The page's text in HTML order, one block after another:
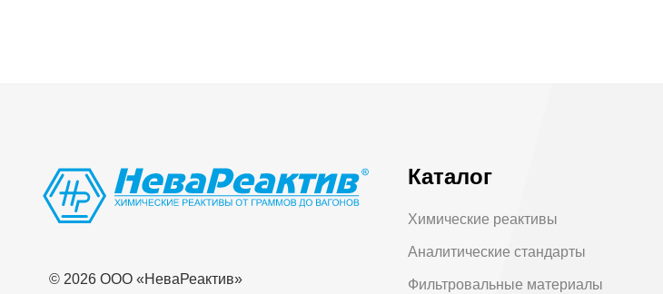
© 2026 OOO «НеваРеактив»
Каталог
Химические реактивы
Аналитические стандарты
Фильтровальные материалы